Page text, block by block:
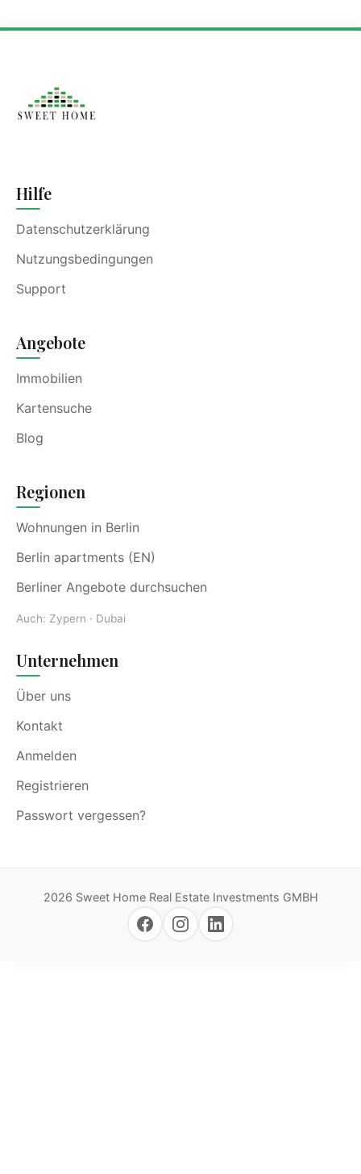
Hilfe
Datenschutzerklärung
Nutzungsbedingungen
Support
Angebote
Immobilien
Kartensuche
Blog
Regionen
Wohnungen in Berlin
Berlin apartments (EN)
Berliner Angebote durchsuchen
Auch: Zypern · Dubai
Unternehmen
Über uns
Kontakt
Anmelden
Registrieren
Passwort vergessen?
2026 Sweet Home Real Estate Investments GMBH